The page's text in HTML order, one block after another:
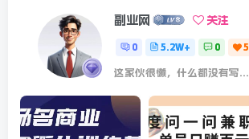
副业网 关注
0 5.2W+ 0 5
这家伙很懒，什么都没有写...